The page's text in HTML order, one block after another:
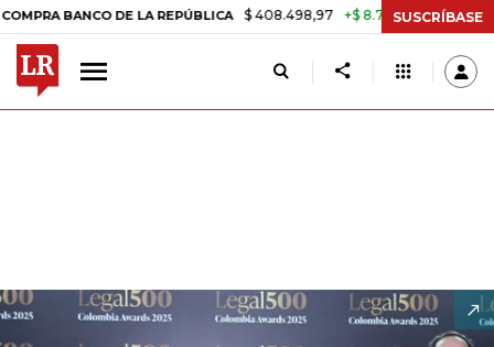
LA REPÚBLICA $ 408.498,97 +$ 8.753,81 +2,19% TASA DE USURA
SUSCRÍBASE